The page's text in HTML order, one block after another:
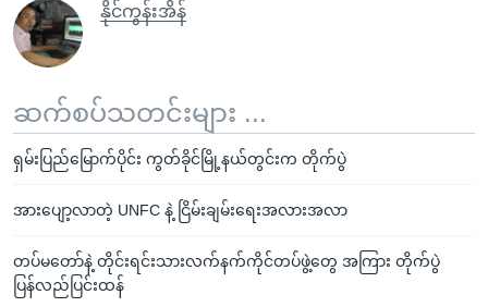
နိုင်ကွန်းအိန်
ဆက်စပ်သတင်းများ ...
ရှမ်းပြည်မြောက်ပိုင်း ကွတ်ခိုင်မြို့နယ်တွင်းက တိုက်ပွဲ
အားပျော့လာတဲ့ UNFC နဲ့ ငြိမ်းချမ်းရေးအလားအလာ
တပ်မတော်နဲ့ တိုင်းရင်းသားလက်နက်ကိုင်တပ်ဖွဲ့တွေ အကြား တိုက်ပွဲ
ပြန်လည်ပြင်းထန်